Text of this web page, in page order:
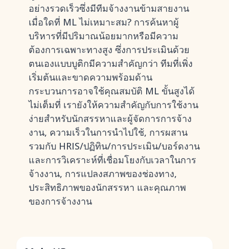
อย่างรวดเร็วซึ่งมีทีมจ้างงานข้ามสายงาน
เมื่อใดที่ ML ไม่เหมาะสม? การค้นหาผู้
บริหารที่มีปริมาณน้อยมากหรือมีความ
ต้องการเฉพาะทางสูง ซึ่งการประเมินด้วย
ตนเองแบบบูติกมีความสำคัญกว่า ทีมที่เพิ่ง
เริ่มต้นและขาดความพร้อมด้าน
กระบวนการอาจใช้คุณสมบัติ ML ขั้นสูงได้
ไม่เต็มที่ เรายังให้ความสำคัญกับการใช้งาน
ง่ายสำหรับนักสรรหาและผู้จัดการการจ้าง
งาน, ความเร็วในการนำไปใช้, การผสาน
รวมกับ HRIS/ปฏิทิน/การประเมิน/บอร์ดงาน
และการวิเคราะห์ที่เชื่อมโยงกับเวลาในการ
จ้างงาน, การแปลงสภาพของช่องทาง,
ประสิทธิภาพของนักสรรหา และคุณภาพ
ของการจ้างงาน